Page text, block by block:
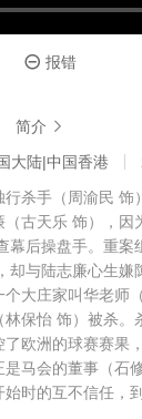
 报错
简介 
大陆|中国香港
杀手（周渝民 饰
古天乐 饰），因
幕后操盘手。重案
却与陆志廉心生嫌
大庄家叫华老师
保怡 饰）被杀。
欧洲的球赛赛果
马会的董事（石
时的互不信任，